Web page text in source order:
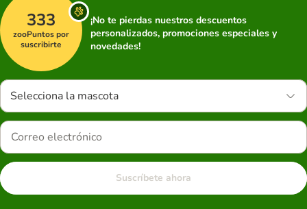
333
zooPuntos por
suscribirte
¡No te pierdas nuestros descuentos
personalizados, promociones especiales y
novedades!
Selecciona la mascota
Suscríbete ahora